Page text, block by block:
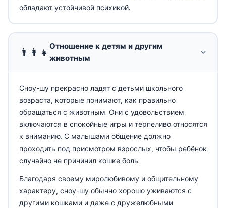
обладают устойчивой психикой.
👨‍👩‍👧
Отношение к детям и другим
животным
Сноу-шу прекрасно ладят с детьми школьного
возраста, которые понимают, как правильно
обращаться с животным. Они с удовольствием
включаются в спокойные игры и терпеливо относятся
к вниманию. С малышами общение должно
проходить под присмотром взрослых, чтобы ребёнок
случайно не причинил кошке боль.
Благодаря своему миролюбивому и общительному
характеру, сноу-шу обычно хорошо уживаются с
другими кошками и даже с дружелюбными